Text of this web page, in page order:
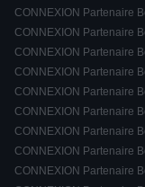
CONNEXION Partenaire
CONNEXION Partenaire
CONNEXION Partenaire
CONNEXION Partenaire
CONNEXION Partenaire
CONNEXION Partenaire
CONNEXION Partenaire
CONNEXION Partenaire
CONNEXION Partenaire